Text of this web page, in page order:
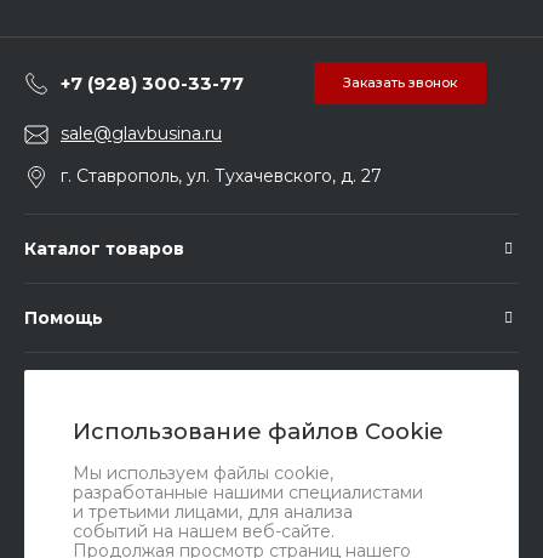
Использование файлов Cookie
Мы используем файлы cookie,
разработанные нашими специалистами
и третьими лицами, для анализа
событий на нашем веб-сайте.
Продолжая просмотр страниц нашего
+7 (928) 300-33-77 Заказать звонок
sale@glavbusina.ru
г. Ставрополь, ул. Тухачевского, д. 27
Каталог товаров
Помощь